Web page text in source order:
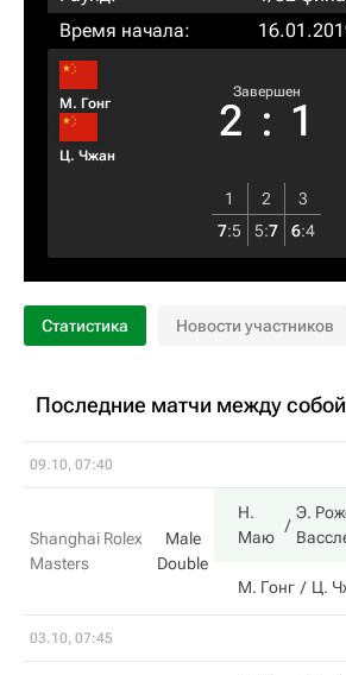
Время начала:
М. Гонг
Ц. Чжан
Завершен
2 : 1
1 2
3
7:5 5:7 6:4
Статистика Новости участников
Последние матчи между собой
09.10, 07:40
Shanghai Rolex
Masters
Male
Double
Н.
Маю
Э.
М. Гонг Ц.
03.10, 07:45